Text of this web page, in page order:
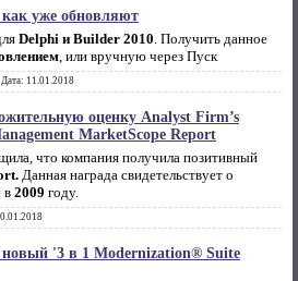
уже обновляют
Delphi и Builder 2010. Получить данное
, или вручную через Пуск
Дата: 11.01.2018
оценку Analyst Firm’s
MarketScope Report
что компания получила позитивный
Данная награда свидетельствует о
в 2009 году.
новый '3 в 1 Modernization® Suite